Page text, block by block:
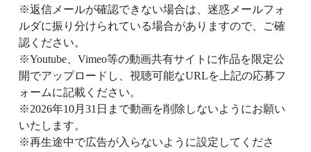
※返信メールが確認できない場合は、迷惑メールフォ
ルダに振り分けられている場合がありますので、ご確
認ください。
※Youtube、Vimeo等の動画共有サイトに作品を限定公
開でアップロードし、視聴可能なURLを上記の応募フ
ォームに記載ください。
※2026年10月31日まで動画を削除しないようにお願い
いたします。
※再生途中で広告が入らないように設定してくださ